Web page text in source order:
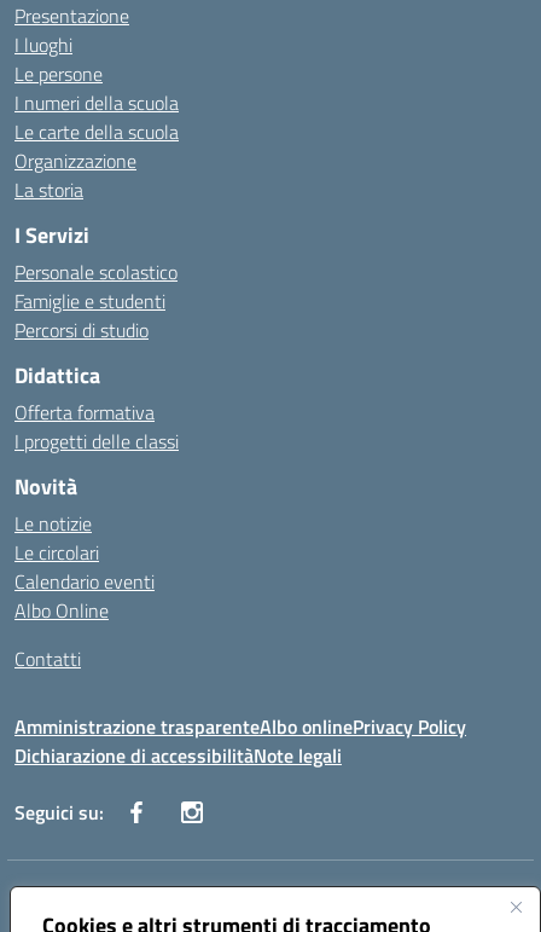
Cookies e altri strumenti di tracciamento
Presentazione
I luoghi
Le persone
I numeri della scuola
Le carte della scuola
Organizzazione
La storia
I Servizi
Personale scolastico
Famiglie e studenti
Percorsi di studio
Didattica
Offerta formativa
I progetti delle classi
Novità
Le notizie
Le circolari
Calendario eventi
Albo Online
Contatti
Amministrazione trasparenteAlbo onlinePrivacy Policy
Dichiarazione di accessibilitàNote legali
Seguici su:
Indirizzo:
Centralino:0881636571 Email:fgps040004@istruzione.it